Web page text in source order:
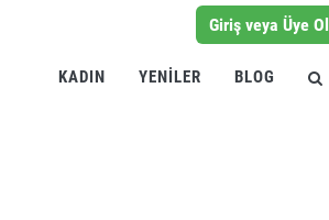
Giriş veya Üye Ol
KADIN YENILER BLOG